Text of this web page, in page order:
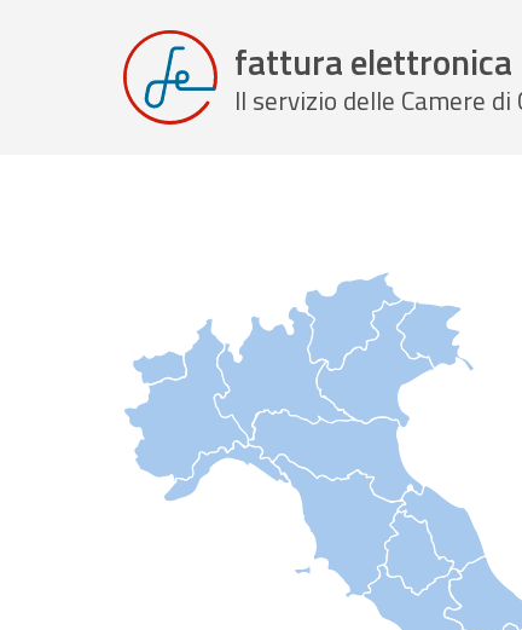
fattura elettronica
Il servizio delle Camere di